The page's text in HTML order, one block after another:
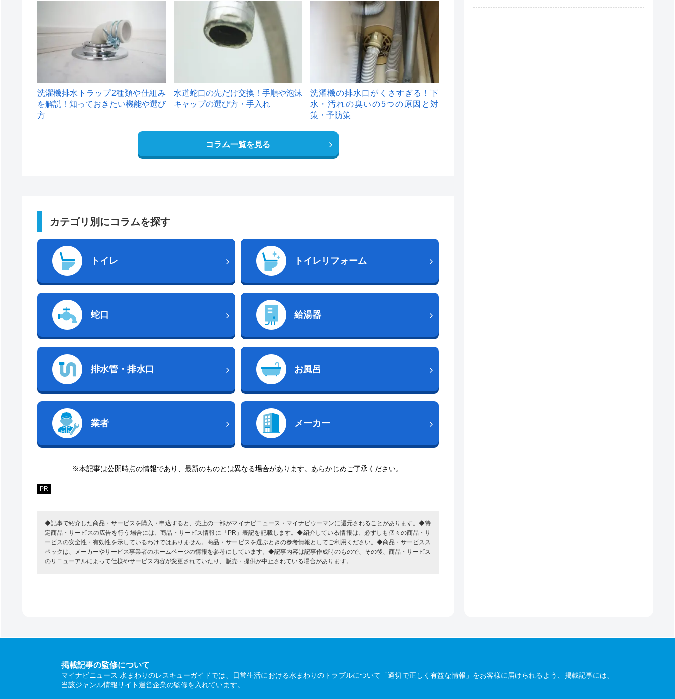
洗濯機排水トラップ2種類や仕組み
を解説！知っておきたい機能や選び
方
水道蛇口の先だけ交換！手順や泡沫
キャップの選び方・手入れ
洗濯機の排水口がくさすぎる！下
水・汚れの臭いの5つの原因と対
策・予防策
コラム一覧を見る
カテゴリ別にコラムを探す
トイレ トイレリフォーム
蛇口 給湯器
排水管・排水口 お風呂
業者 メーカー
※本記事は公開時点の情報であり、最新のものとは異なる場合があります。あらかじめご了承ください。
PR
◆記事で紹介した商品・サービスを購入・申込すると、売上の一部がマイナビニュース・マイナビウーマンに還元されることがあります。◆特
定商品・サービスの広告を行う場合には、商品・サービス情報に「PR」表記を記載します。◆紹介している情報は、必ずしも個々の商品・サ
ービスの安全性・有効性を示しているわけではありません。商品・サービスを選ぶときの参考情報としてご利用ください。◆商品・サービスス
ペックは、メーカーやサービス事業者のホームページの情報を参考にしています。◆記事内容は記事作成時のもので、その後、商品・サービス
のリニューアルによって仕様やサービス内容が変更されていたり、販売・提供が中止されている場合があります。
掲載記事の監修について
マイナビニュース 水まわりのレスキューガイドでは、日常生活における水まわりのトラブルについて「適切で正しく有益な情報」をお客様に届けられるよう、掲載記事には、
当該ジャンル情報サイト運営企業の監修を入れています。